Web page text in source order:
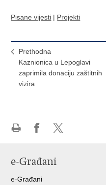
Pisane vijesti | Projekti
Prethodna
Kaznionica u Lepoglavi
zaprimila donaciju zaštitnih
vizira
FacebookuTwitteru
e-Građani
e-Građani